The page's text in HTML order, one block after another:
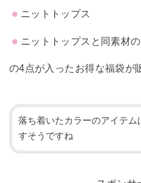
ニットトップス
ニットトップスと同素材
の4点が入ったお得な福袋が
落ち着いたカラーのアイテム
すそうですね